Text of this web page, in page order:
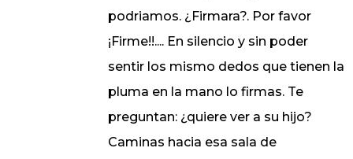
podriamos. ¿Firmara?. Por favor
¡Firme!!.... En silencio y sin poder
sentir los mismo dedos que tienen la
pluma en la mano lo firmas. Te
preguntan: ¿quiere ver a su hijo?
Caminas hacia esa sala de